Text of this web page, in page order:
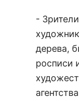
-
дерева,
росписи